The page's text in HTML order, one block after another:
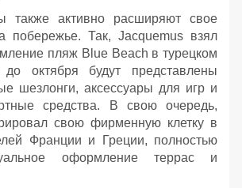
также активно расширяют свое
побережье. Так, Jacquemus взял
пляж Blue Beach в турецком
октября будут представлены
шезлонги, аксессуары для игр и
средства. В свою очередь,
свою фирменную клетку в
Франции и Греции, полностью
оформление террас и